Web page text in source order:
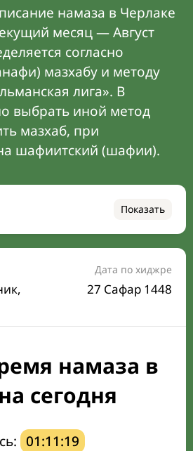
намаза в Черлаке
месяц — Август
согласно
мазхабу и методу
лига». В
выбрать иной метод
мазхаб, при
шафиитский (шафии).
Показать
сегодня
на сегодня
Дата по хиджре
27 Сафар 1448
намаза в
сегодня
01:11:18